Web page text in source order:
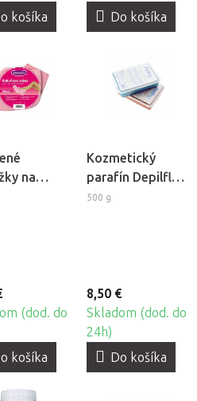
košíka
Do košíka
na
(dod. do
košíka
Kozmetický
parafín Depilflax
- Mäta
500 g
8,50 €
Skladom (dod. do
24h)
Do košíka